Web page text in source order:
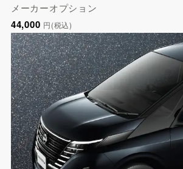
メーカーオプション
44,000 円(税込)